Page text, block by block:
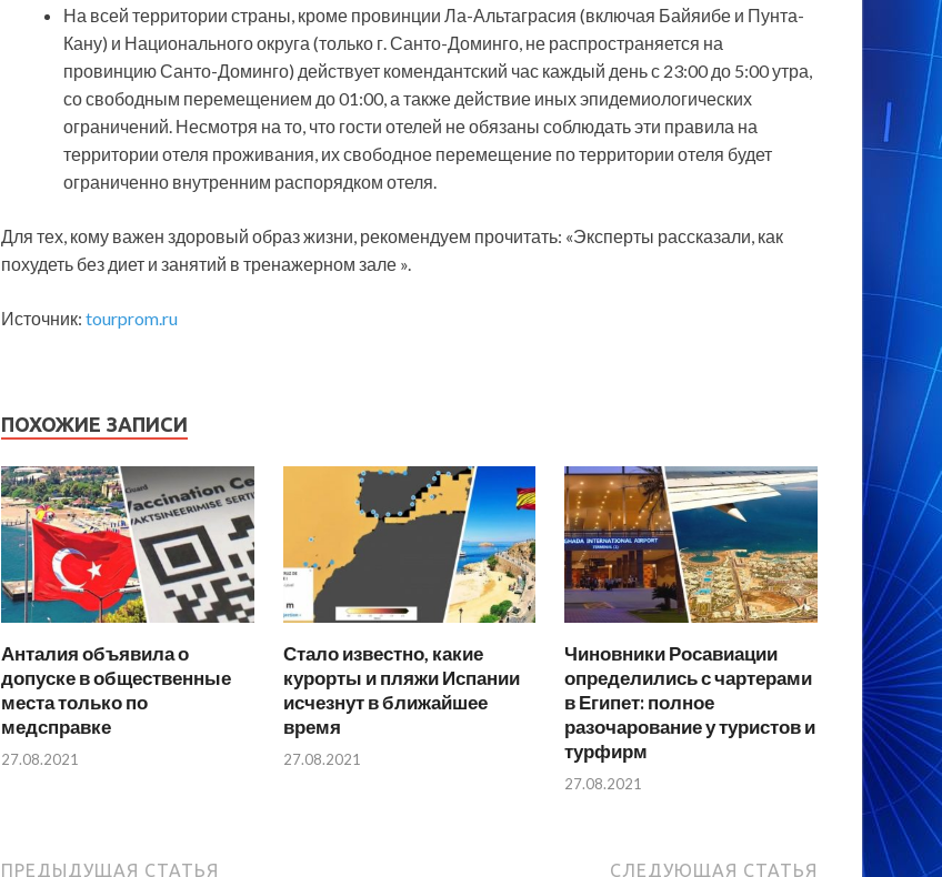
На всей территории страны, кроме провинции Ла-Альтаграсия (включая Байяибе и Пунта-
Кану) и Национального округа (только г. Санто-Доминго, не распространяется на
провинцию Санто-Доминго) действует комендантский час каждый день с 23:00 до 5:00 утра,
со свободным перемещением до 01:00, а также действие иных эпидемиологических
ограничений. Несмотря на то, что гости отелей не обязаны соблюдать эти правила на
территории отеля проживания, их свободное перемещение по территории отеля будет
ограниченно внутренним распорядком отеля.
Для тех, кому важен здоровый образ жизни, рекомендуем прочитать: «Эксперты рассказали, как
похудеть без диет и занятий в тренажерном зале ».
Источник: tourprom.ru
ПОХОЖИЕ ЗАПИСИ
Анталия объявила о
допуске в общественные
места только по
медсправке
27.08.2021
Стало известно, какие
курорты и пляжи Испании
исчезнут в ближайшее
время
27.08.2021
Чиновники Росавиации
определились с чартерами
в Египет: полное
разочарование у туристов и
турфирм
27.08.2021
ПРЕДЫДУЩАЯ СТАТЬЯ СЛЕДУЮЩАЯ СТАТЬЯ